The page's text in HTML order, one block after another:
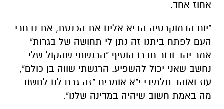
אחוז אחד.
"יום הדמוקרטיה הביא אלינו את הכנסת, את נבחרי
העם לפתח ביתנו זה נתן לי תחושה של בגרות"
אמר יהב ודור חברו הוסיף "הרגשתי שהקול שלי
נחשב שאני יכול להשפיע. הרגשתי שווה בן כולם",
עוז ואוהד תלמידי י"א אומרים "זה גרם לנו לחשוב
מה באמת חשוב שיהיה במדינה שלנו".